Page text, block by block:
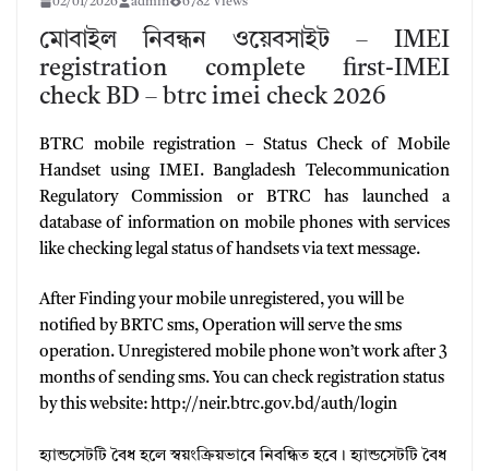
মোবাইল নিবন্ধন ওয়েবসাইট – IMEI
registration complete first-IMEI
check BD – btrc imei check 2026
BTRC mobile registration – Status Check of Mobile
Handset using IMEI. Bangladesh Telecommunication
Regulatory Commission or BTRC has launched a
database of information on mobile phones with services
like checking legal status of handsets via text message.
After Finding your mobile unregistered, you will be
notified by BRTC sms, Operation will serve the sms
operation. Unregistered mobile phone won’t work after 3
months of sending sms. You can check registration status
by this website: http://neir.btrc.gov.bd/auth/login
হ্যান্ডসেটটি বৈধ হলে স্বয়ংক্রিয়ভাবে নিবন্ধিত হবে। হ্যান্ডসেটটি বৈধ